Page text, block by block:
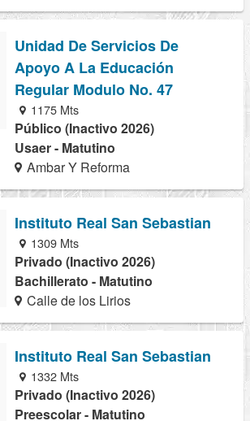
Unidad De Servicios De
Apoyo A La Educación
Regular Modulo No. 47
1175 Mts
Público (Inactivo 2026)
Usaer - Matutino
Ambar Y Reforma
Instituto Real San Sebastian
1309 Mts
Privado (Inactivo 2026)
Bachillerato - Matutino
Calle de los Lirios
Instituto Real San Sebastian
1332 Mts
Privado (Inactivo 2026)
Preescolar - Matutino